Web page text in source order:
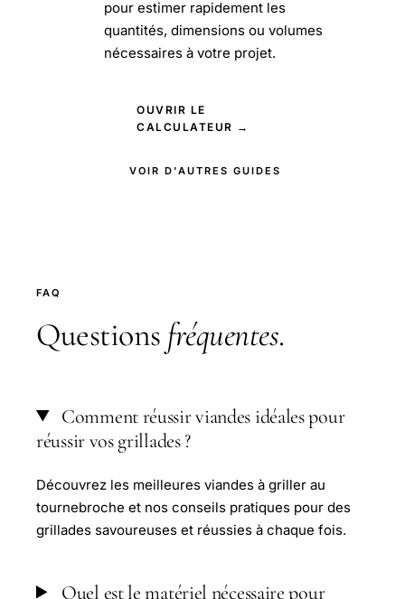
pour estimer rapidement les
quantités, dimensions ou volumes
nécessaires à votre projet.
OUVRIR LE
CALCULATEUR →
VOIR D'AUTRES GUIDES
FAQ
Questions fréquentes.
Comment réussir viandes idéales pour
réussir vos grillades ?
Découvrez les meilleures viandes à griller au
tournebroche et nos conseils pratiques pour des
grillades savoureuses et réussies à chaque fois.
Quel est le matériel nécessaire pour